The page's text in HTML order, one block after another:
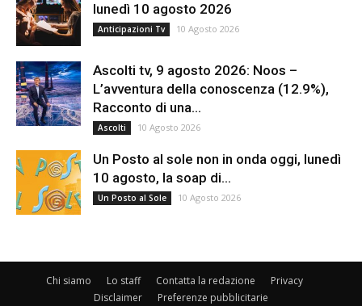
lunedì 10 agosto 2026
Anticipazioni Tv 10 Agosto 2026
Ascolti tv, 9 agosto 2026: Noos –
L’avventura della conoscenza (12.9%),
Racconto di una...
Ascolti 10 Agosto 2026
Un Posto al sole non in onda oggi, lunedì
10 agosto, la soap di...
Un Posto al Sole 10 Agosto 2026
Chi siamo Lo staff Contatta la redazione
Privacy
Disclaimer
Preferenze pubblicitarie